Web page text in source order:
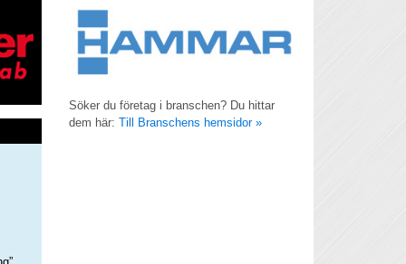
Söker du företag i branschen? Du hittar
dem här: Till Branschens hemsidor »